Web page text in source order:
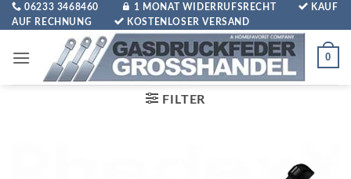
Zum
Inhalt
06233 3468460 1 MONAT WIDERRUFSRECHT
KAUF
AUF RECHNUNG
KOSTENLOSER VERSAND
0
FILTER